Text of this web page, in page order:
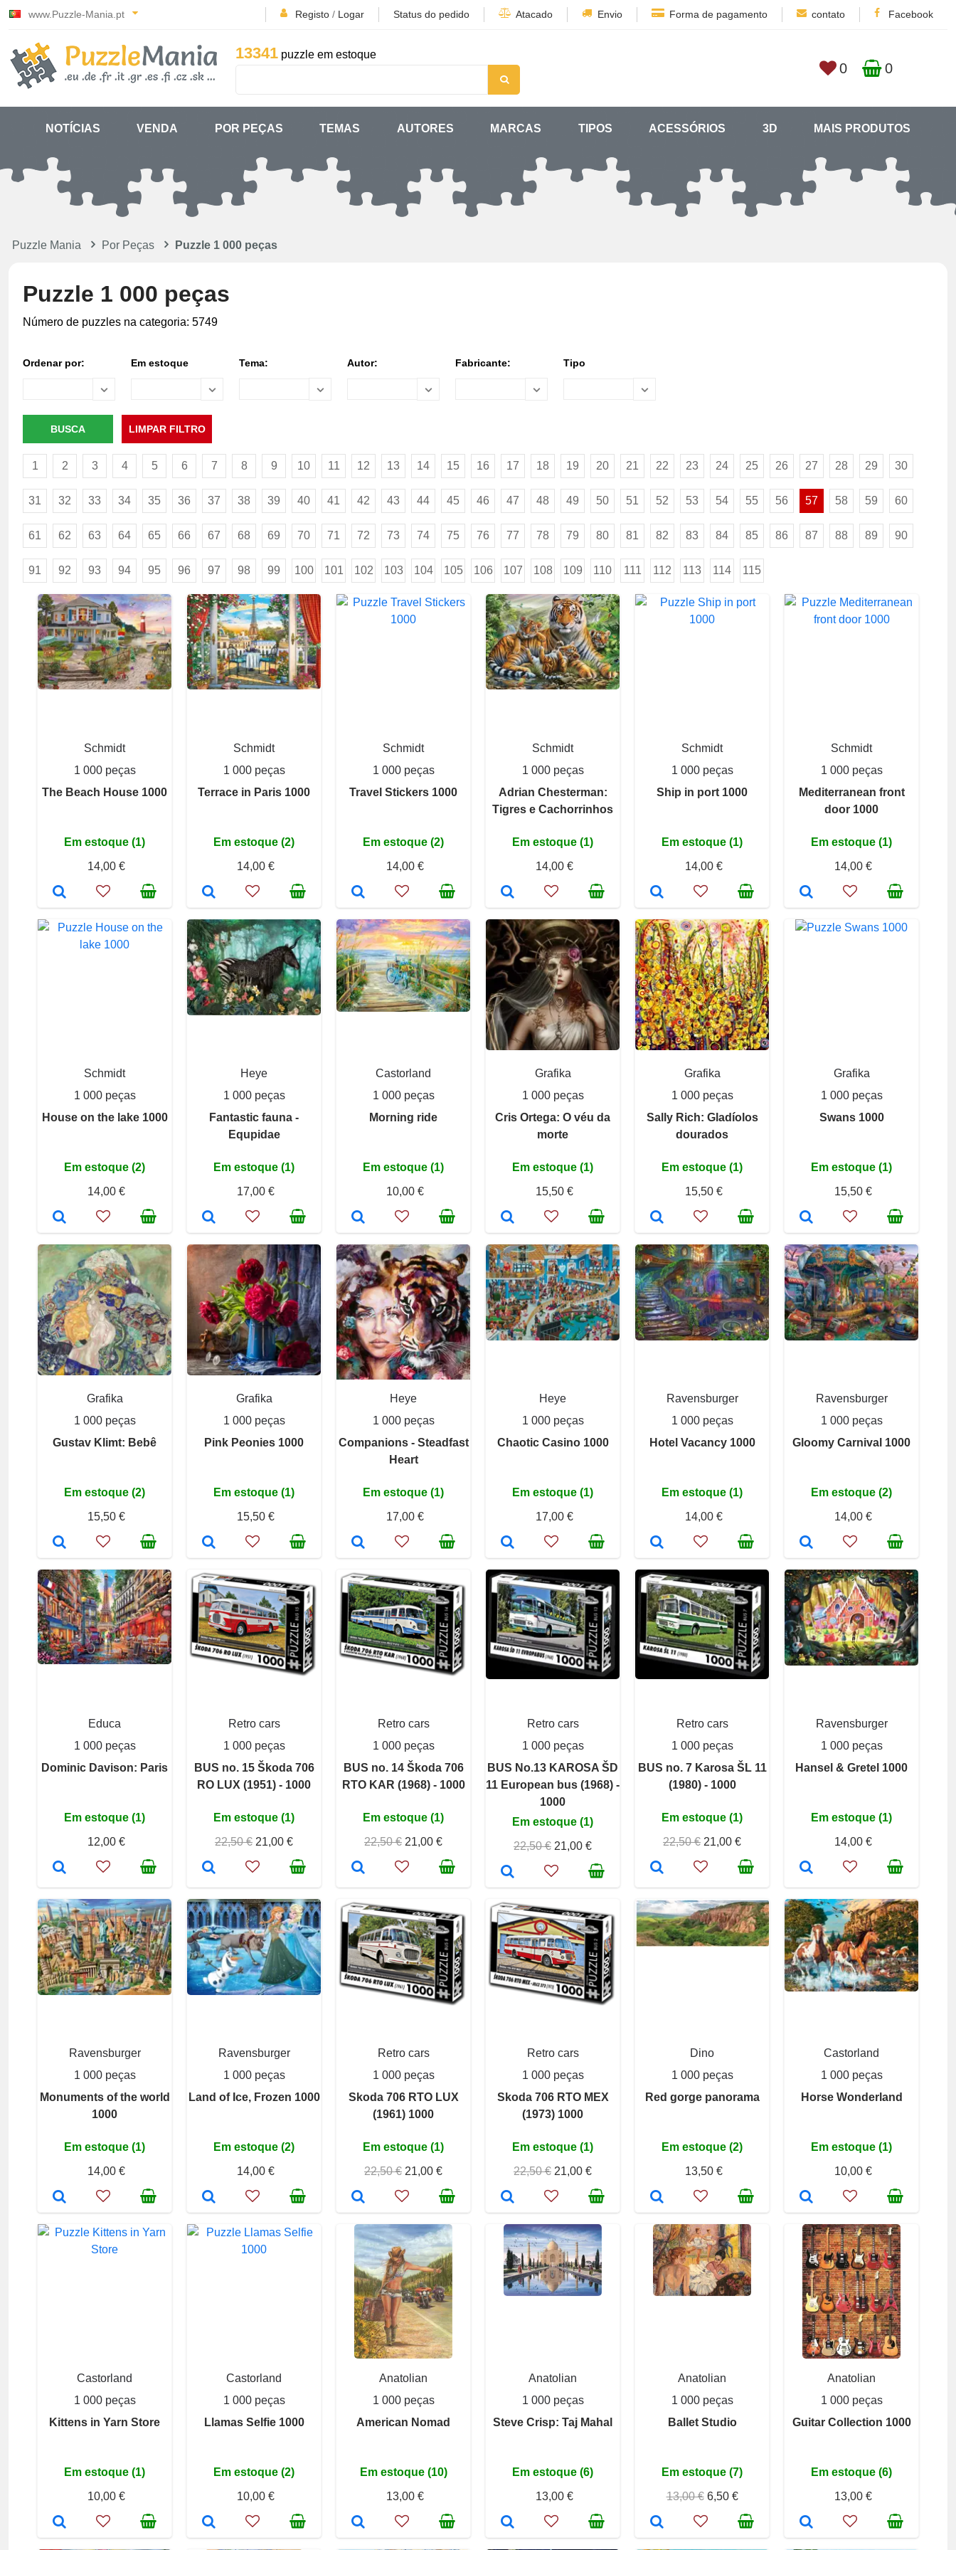
www.Puzzle-Mania.pt Registo / Logar Status do pedido Atacado Envio Forma de pagamento contato Facebook
13341 puzzle em estoque
0 0
NOTÍCIAS VENDA POR PEÇAS TEMAS AUTORES MARCAS TIPOS ACESSÓRIOS 3D MAIS PRODUTOS
Puzzle Mania Por Peças Puzzle 1 000 peças
Puzzle 1 000 peças
Número de puzzles na categoria: 5749
Ordenar por: Em estoque Tema: Autor: Fabricante: Tipo
1 2 3 4 5 6 7 8 9 10 11 12 13 14 15 16 17 18 19 20 21 22 23 24 25 26 27 28 29 30
31 32 33 34 35 36 37 38 39 40 41 42 43 44 45 46 47 48 49 50 51 52 53 54 55 56 57 58 59 60
61 62 63 64 65 66 67 68 69 70 71 72 73 74 75 76 77 78 79 80 81 82 83 84 85 86 87 88 89 90
91 92 93 94 95 96 97 98 99 100 101 102 103 104 105 106 107 108 109 110 111 112 113 114 115
Schmidt
1 000 peças
The Beach House 1000
Em estoque (1)
14,00 €
Schmidt
1 000 peças
Terrace in Paris 1000
Em estoque (2)
14,00 €
Schmidt
1 000 peças
Travel Stickers 1000
Em estoque (2)
14,00 €
Schmidt
1 000 peças
Adrian Chesterman:
Tigres e Cachorrinhos
Em estoque (1)
14,00 €
Schmidt
1 000 peças
Ship in port 1000
Em estoque (1)
14,00 €
Schmidt
1 000 peças
Mediterranean front
door 1000
Em estoque (1)
14,00 €
Schmidt
1 000 peças
House on the lake 1000
Em estoque (2)
14,00 €
Heye
1 000 peças
Fantastic fauna -
Equpidae
Em estoque (1)
17,00 €
Castorland
1 000 peças
Morning ride
Em estoque (1)
10,00 €
Grafika
1 000 peças
Cris Ortega: O véu da
morte
Em estoque (1)
15,50 €
Grafika
1 000 peças
Sally Rich: Gladíolos
dourados
Em estoque (1)
15,50 €
Grafika
1 000 peças
Swans 1000
Em estoque (1)
15,50 €
Grafika
1 000 peças
Gustav Klimt: Bebê
Em estoque (2)
15,50 €
Grafika
1 000 peças
Pink Peonies 1000
Em estoque (1)
15,50 €
Heye
1 000 peças
Companions - Steadfast
Heart
Em estoque (1)
17,00 €
Heye
1 000 peças
Chaotic Casino 1000
Em estoque (1)
17,00 €
Ravensburger
1 000 peças
Hotel Vacancy 1000
Em estoque (1)
14,00 €
Ravensburger
1 000 peças
Gloomy Carnival 1000
Em estoque (2)
14,00 €
Educa
1 000 peças
Dominic Davison: Paris
Em estoque (1)
12,00 €
Retro cars
1 000 peças
BUS no. 15 Škoda 706
RO LUX (1951) - 1000
Em estoque (1)
22,50 € 21,00 €
Retro cars
1 000 peças
BUS no. 14 Škoda 706
RTO KAR (1968) - 1000
Em estoque (1)
22,50 € 21,00 €
Retro cars
1 000 peças
BUS No.13 KAROSA ŠD
11 European bus (1968) -
1000
Em estoque (1)
22,50 € 21,00 €
Retro cars
1 000 peças
BUS no. 7 Karosa ŠL 11
(1980) - 1000
Em estoque (1)
22,50 € 21,00 €
Ravensburger
1 000 peças
Hansel & Gretel 1000
Em estoque (1)
14,00 €
Ravensburger
1 000 peças
Monuments of the world
1000
Em estoque (1)
14,00 €
Ravensburger
1 000 peças
Land of Ice, Frozen 1000
Em estoque (2)
14,00 €
Retro cars
1 000 peças
Skoda 706 RTO LUX
(1961) 1000
Em estoque (1)
22,50 € 21,00 €
Retro cars
1 000 peças
Skoda 706 RTO MEX
(1973) 1000
Em estoque (1)
22,50 € 21,00 €
Dino
1 000 peças
Red gorge panorama
Em estoque (2)
13,50 €
Castorland
1 000 peças
Horse Wonderland
Em estoque (1)
10,00 €
Castorland
1 000 peças
Kittens in Yarn Store
Em estoque (1)
10,00 €
Castorland
1 000 peças
Llamas Selfie 1000
Em estoque (2)
10,00 €
Anatolian
1 000 peças
American Nomad
Em estoque (10)
13,00 €
Anatolian
1 000 peças
Steve Crisp: Taj Mahal
Em estoque (6)
13,00 €
Anatolian
1 000 peças
Ballet Studio
Em estoque (7)
13,00 € 6,50 €
Anatolian
1 000 peças
Guitar Collection 1000
Em estoque (6)
13,00 €